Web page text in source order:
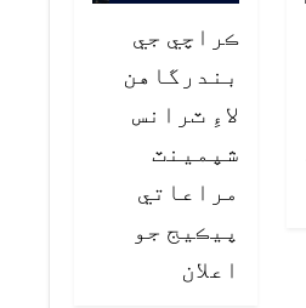
ڪراچي جي
بندرگاهن
لاءِ ٽرانس
شپمينٽ
مراعاتي
پيڪيج جو
اعلان